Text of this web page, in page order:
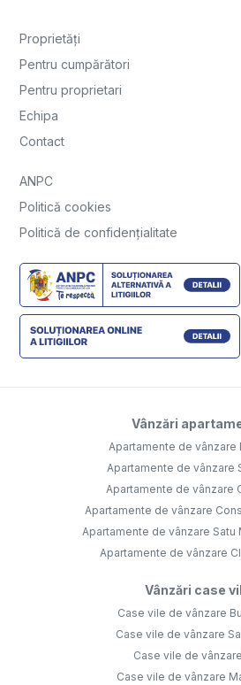
Proprietăți
Pentru cumpărători
Pentru proprietari
Echipa
Contact
ANPC
Politică cookies
Politică de confidențialitate
Vânzări
Apartamente de vânzare
Apartamente de vânzare
Apartamente de vânzare
Apartamente de vânzare
Apartamente de vânzare Satu
Apartamente de vânzare
Vânzări case
Case vile de vânzare
Case vile de vânzare
Case vile de
Case vile de vânzare